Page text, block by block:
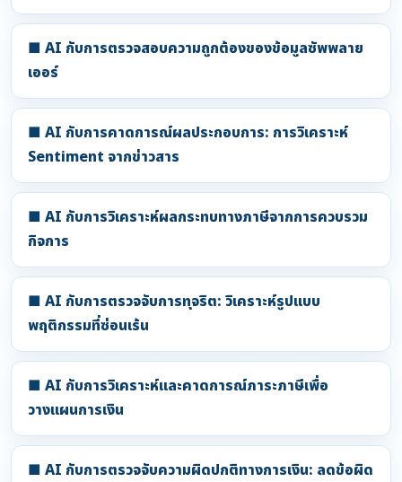
■ AI กับการตรวจสอบความถูกต้องของข้อมูลซัพพลาย
เออร์
■ AI กับการคาดการณ์ผลประกอบการ: การวิเคราะห์
Sentiment จากข่าวสาร
■ AI กับการวิเคราะห์ผลกระทบทางภาษีจากการควบรวม
กิจการ
■ AI กับการตรวจจับการทุจริต: วิเคราะห์รูปแบบ
พฤติกรรมที่ซ่อนเร้น
■ AI กับการวิเคราะห์และคาดการณ์ภาระภาษีเพื่อ
วางแผนการเงิน
■ AI กับการตรวจจับความผิดปกติทางการเงิน: ลดข้อผิด